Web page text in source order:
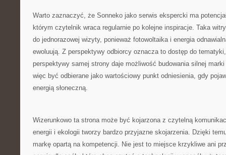
Warto zaznaczyć, że Sonneko jako serwis ekspercki ma
którym czytelnik wraca regularnie po kolejne inspiracje. Taka
do jednorazowej wizyty, ponieważ fotowoltaika i energia
ewoluują. Z perspektywy odbiorcy oznacza to dostęp do
perspektywy samej strony daje możliwość budowania silnej
więc być odbierane jako wartościowy punkt odniesienia, gdy
energią słoneczną.
Wizerunkowo ta strona może być kojarzona z czytelną
energii i ekologii tworzy bardzo przyjazne skojarzenia. Dzięki
markę opartą na kompetencji. Nie jest to miejsce krzykliwe ani